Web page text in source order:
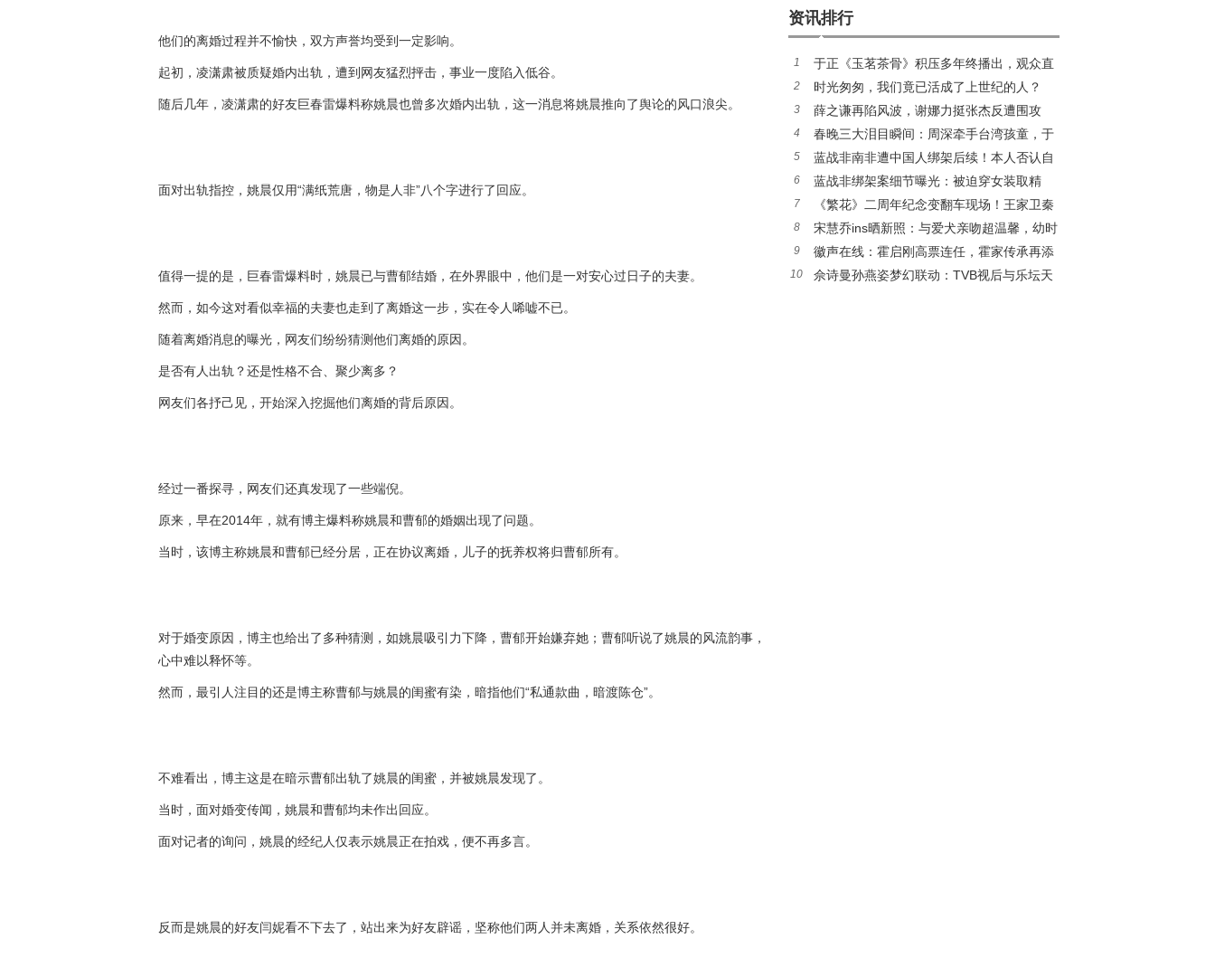
他们的离婚过程并不愉快，双方声誉均受到一定影响。
起初，凌潇肃被质疑婚内出轨，遭到网友猛烈抨击，事业一度陷入低谷。
随后几年，凌潇肃的好友巨春雷爆料称姚晨也曾多次婚内出轨，这一消息将姚晨推向了舆论的风口浪尖。
面对出轨指控，姚晨仅用“满纸荒唐，物是人非”八个字进行了回应。
值得一提的是，巨春雷爆料时，姚晨已与曹郁结婚，在外界眼中，他们是一对安心过日子的夫妻。
然而，如今这对看似幸福的夫妻也走到了离婚这一步，实在令人唏嘘不已。
随着离婚消息的曝光，网友们纷纷猜测他们离婚的原因。
是否有人出轨？还是性格不合、聚少离多？
网友们各抒己见，开始深入挖掘他们离婚的背后原因。
经过一番探寻，网友们还真发现了一些端倪。
原来，早在2014年，就有博主爆料称姚晨和曹郁的婚姻出现了问题。
当时，该博主称姚晨和曹郁已经分居，正在协议离婚，儿子的抚养权将归曹郁所有。
对于婚变原因，博主也给出了多种猜测，如姚晨吸引力下降，曹郁开始嫌弃她；曹郁听说了姚晨的风流韵事，
心中难以释怀等。
然而，最引人注目的还是博主称曹郁与姚晨的闺蜜有染，暗指他们“私通款曲，暗渡陈仓”。
不难看出，博主这是在暗示曹郁出轨了姚晨的闺蜜，并被姚晨发现了。
当时，面对婚变传闻，姚晨和曹郁均未作出回应。
面对记者的询问，姚晨的经纪人仅表示姚晨正在拍戏，便不再多言。
反而是姚晨的好友闫妮看不下去了，站出来为好友辟谣，坚称他们两人并未离婚，关系依然很好。
资讯排行
1
于正《玉茗茶骨》积压多年终播出，观众直
呼：真没必要！
2 时光匆匆，我们竟已活成了上世纪的人？
3 薛之谦再陷风波，谢娜力挺张杰反遭围攻
4
春晚三大泪目瞬间：周深牵手台湾孩童，于
和伟凝望海峡，胡德夫唱响乡愁
5
蓝战非南非遭中国人绑架后续！本人否认自
导自演，情绪崩溃详述遭遇
6
蓝战非绑架案细节曝光：被迫穿女装取精
液，300万赎金背后暗藏玄机
7
《繁花》二周年纪念变翻车现场！王家卫秦
雯集体隐身，古二维权引行业地震
8
宋慧乔ins晒新照：与爱犬亲吻超温馨，幼时
萌照曝光圆脸大眼超可爱
9
徽声在线：霍启刚高票连任，霍家传承再添
新篇，郭晶晶眼光独到
10
佘诗曼孙燕姿梦幻联动：TVB视后与乐坛天